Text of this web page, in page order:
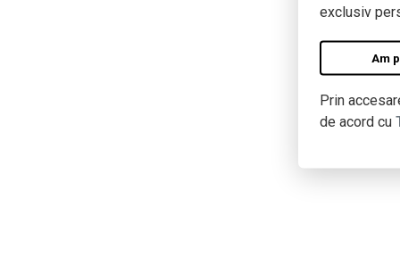
exclusiv
Am
Prin
de acord cu